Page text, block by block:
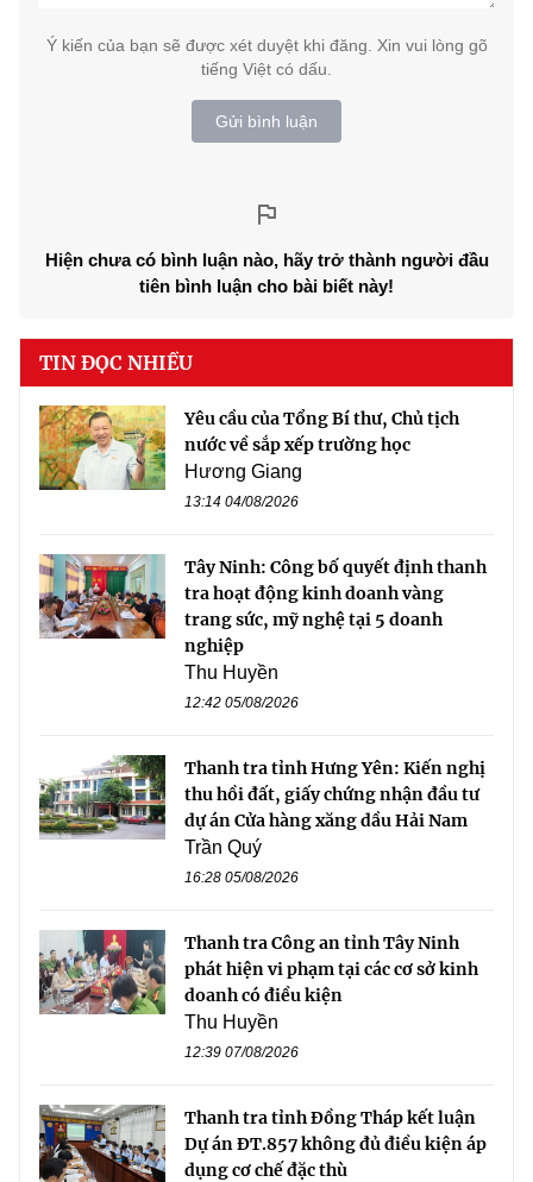
Ý kiến của bạn sẽ được xét duyệt khi đăng. Xin vui lòng gõ
tiếng Việt có dấu.
Gửi bình luận
Hiện chưa có bình luận nào, hãy trở thành người đầu
tiên bình luận cho bài biết này!
TIN ĐỌC NHIỀU
Yêu cầu của Tổng Bí thư, Chủ tịch
nước về sắp xếp trường học
Hương Giang
13:14 04/08/2026
Tây Ninh: Công bố quyết định thanh
tra hoạt động kinh doanh vàng
trang sức, mỹ nghệ tại 5 doanh
nghiệp
Thu Huyền
12:42 05/08/2026
Thanh tra tỉnh Hưng Yên: Kiến nghị
thu hồi đất, giấy chứng nhận đầu tư
dự án Cửa hàng xăng dầu Hải Nam
Trần Quý
16:28 05/08/2026
Thanh tra Công an tỉnh Tây Ninh
phát hiện vi phạm tại các cơ sở kinh
doanh có điều kiện
Thu Huyền
12:39 07/08/2026
Thanh tra tỉnh Đồng Tháp kết luận
Dự án ĐT.857 không đủ điều kiện áp
dụng cơ chế đặc thù